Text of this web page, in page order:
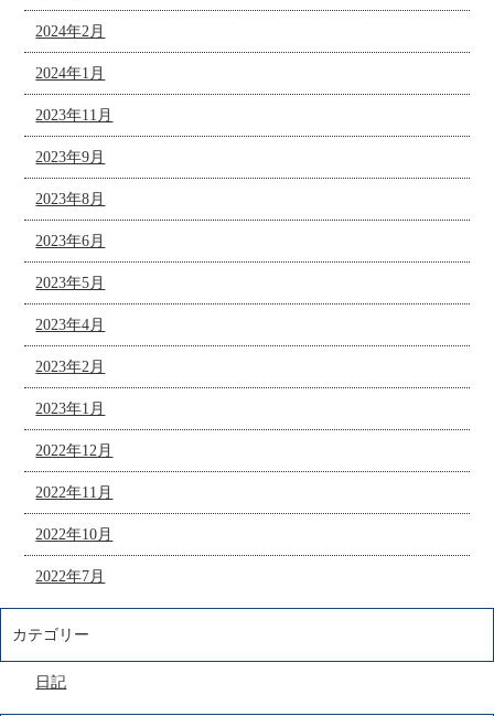
2024年2月
2024年1月
2023年11月
2023年9月
2023年8月
2023年6月
2023年5月
2023年4月
2023年2月
2023年1月
2022年12月
2022年11月
2022年10月
2022年7月
カテゴリー
日記